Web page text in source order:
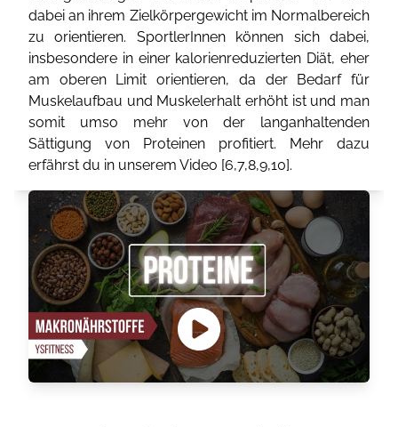
dabei an ihrem Zielkörpergewicht im Normalbereich
zu orientieren. SportlerInnen können sich dabei,
insbesondere in einer kalorienreduzierten Diät, eher
am oberen Limit orientieren, da der Bedarf für
Muskelaufbau und Muskelerhalt erhöht ist und man
somit umso mehr von der langanhaltenden
Sättigung von Proteinen profitiert. Mehr dazu
erfährst du in unserem Video [6,7,8,9,10].